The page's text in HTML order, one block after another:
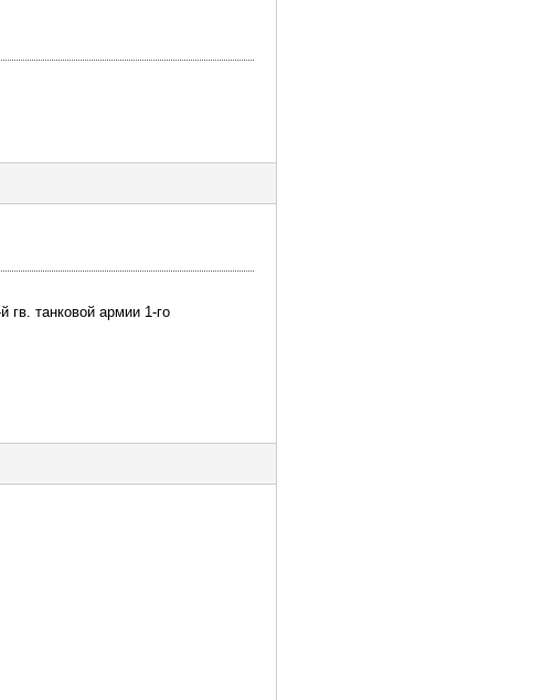
гв. танковой армии 1-го